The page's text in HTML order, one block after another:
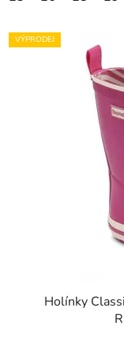
VÝPRODEJ
Holínky